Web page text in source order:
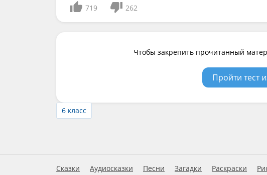
719 262
Чтобы закрепить прочитанный
Пройти тест
6 класс
Сказки Аудиосказки Песни Загадки Раскраски